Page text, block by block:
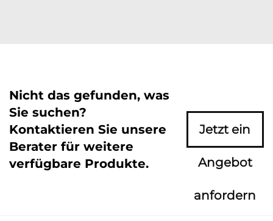
Nicht das gefunden, was
Sie suchen?
Kontaktieren Sie unsere
Berater für weitere
verfügbare Produkte.
Jetzt ein
Angebot
anfordern